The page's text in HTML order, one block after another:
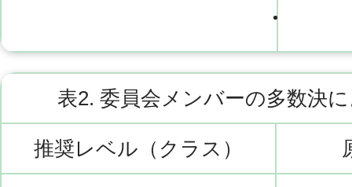
表2. 委員会メンバーの多数決
推奨レベル（クラス）